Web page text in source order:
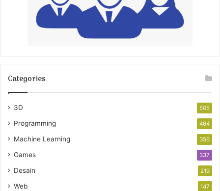
Categories
3D 505
Programming 464
Machine Learning 356
Games 337
Desain 219
Web 147